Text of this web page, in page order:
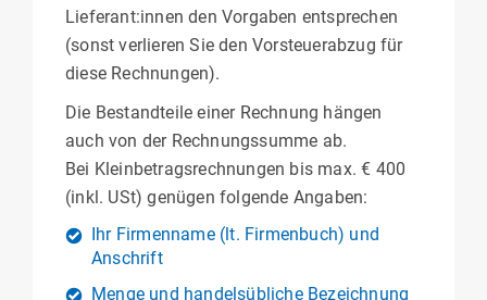
Lieferant:innen den Vorgaben entsprechen
(sonst verlieren Sie den Vorsteuerabzug für
diese Rechnungen).
Die Bestandteile einer Rechnung hängen
auch von der Rechnungssumme ab.
Bei Kleinbetragsrechnungen bis max. € 400
(inkl. USt) genügen folgende Angaben:
Ihr Firmenname (lt. Firmenbuch) und
Anschrift
Menge und handelsübliche Bezeichnung